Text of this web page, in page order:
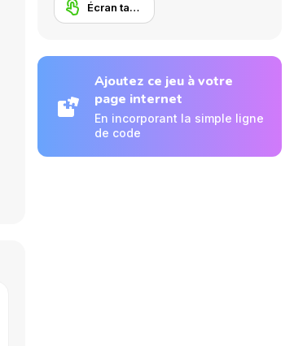
Écran tactile
Ajoutez ce jeu à votre
page internet
En incorporant la simple ligne
de code